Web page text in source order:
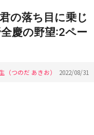
の落ち目に乗じ
慶の野望:2ペー
（つのだ あきお） 2022/08/31